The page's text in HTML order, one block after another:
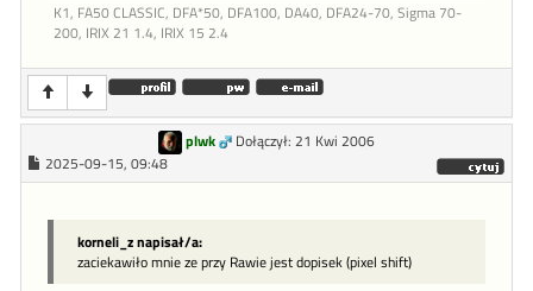
K1, FA50 CLASSIC, DFA*50, DFA100, DA40, DFA24-70, Sigma 70-
200, IRIX 21 1.4, IRIX 15 2.4
plwk
Dołączył: 21 Kwi 2006
2025-09-15, 09:48
korneli_z napisał/a:
zaciekawiło mnie ze przy Rawie jest dopisek (pixel shift)